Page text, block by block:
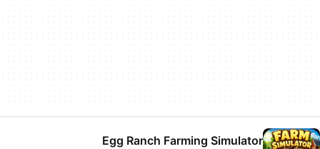
Egg Ranch Farming Simulator